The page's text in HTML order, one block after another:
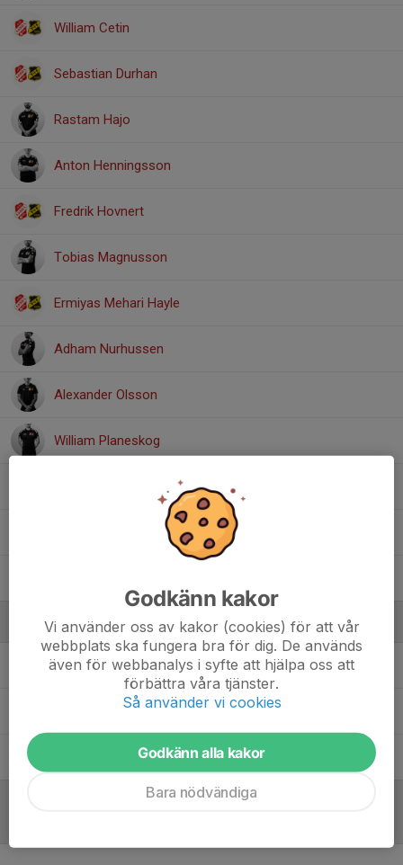
William Cetin
Sebastian Durhan
Rastam Hajo
Anton Henningsson
Fredrik Hovnert
Tobias Magnusson
Ermiyas Mehari Hayle
Adham Nurhussen
Alexander Olsson
William Planeskog
Neby Samuel Alazar
Ledare
Per HagengranLedare
Jörgen ÖqvistHuvudledare division 6
Timmy ÖqvistLedare
Godkänn kakor
Vi använder oss av kakor (cookies) för att vår
webbplats ska fungera bra för dig. De används
även för webbanalys i syfte att hjälpa oss att
förbättra våra tjänster.
Så använder vi cookies
Godkänn alla kakor
Bara nödvändiga